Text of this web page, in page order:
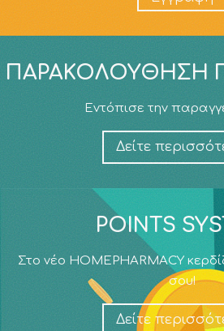
ΠΑΡΑΚΟΛΟΎΘΗΣΗ
Εντόπισε την
Δείτε
POINTS
Στο νέο HOMEPHARMACY
σου!
Δείτε